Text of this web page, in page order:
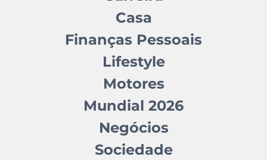
Casa
Finanças Pessoais
Lifestyle
Motores
Mundial 2026
Negócios
Sociedade